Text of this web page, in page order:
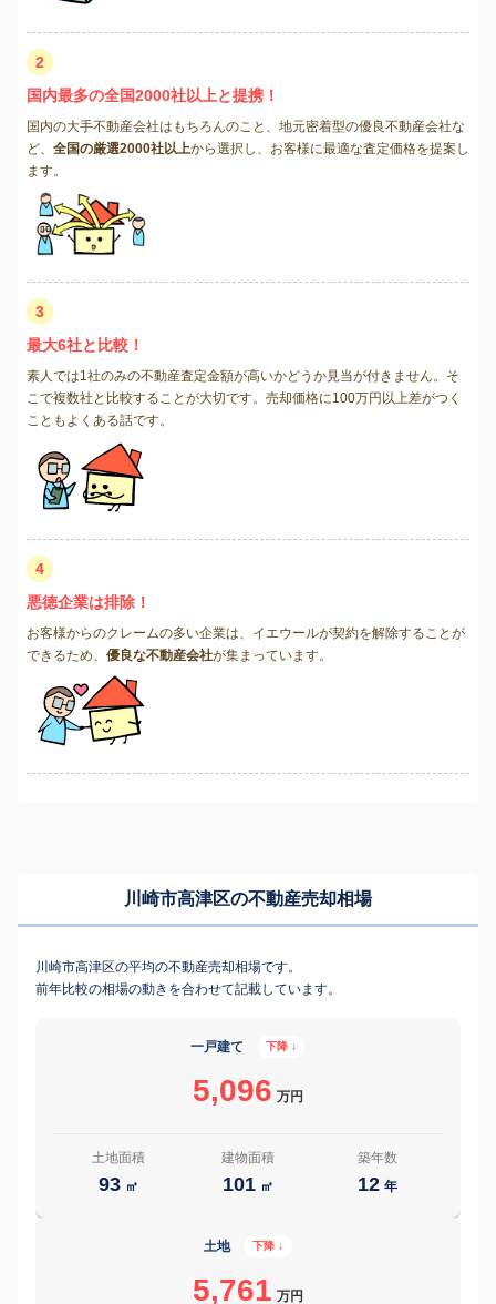
2
国内最多の全国2000社以上と提携！
国内の大手不動産会社はもちろんのこと、地元密着型の優良不動産会社な
ど、 全国の厳選2000社以上から選択し、お客様に最適な査定価格を提案し
ます。
3
最大6社と比較！
素人では1社のみの不動産査定金額が高いかどうか見当が付きません。そ
こで複数社と比較することが大切です。売却価格に100万円以上差がつく
こともよくある話です。
4
悪徳企業は排除！
お客様からのクレームの多い企業は、イエウールが契約を解除することが
できるため、 優良な不動産会社が集まっています。
川崎市高津区の不動産売却相場
川崎市高津区の平均の不動産売却相場です。
前年比較の相場の動きを合わせて記載しています。
一戸建て 下降 ↓
5,096 万円
土地面積
93 ㎡
建物面積
101 ㎡
築年数
12 年
土地 下降 ↓
5,761 万円